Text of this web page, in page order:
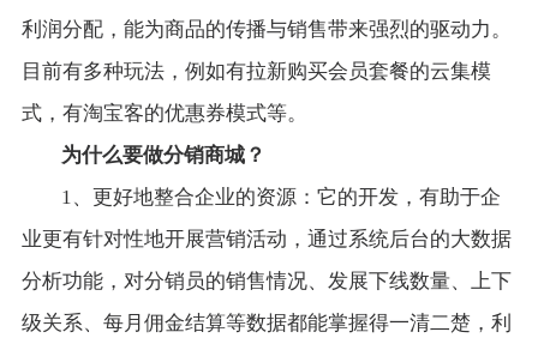
利润分配，能为商品的传播与销售带来强烈的驱动力。
目前有多种玩法，例如有拉新购买会员套餐的云集模
式，有淘宝客的优惠券模式等。
为什么要做分销商城？
1、更好地整合企业的资源：它的开发，有助于企
业更有针对性地开展营销活动，通过系统后台的大数据
分析功能，对分销员的销售情况、发展下线数量、上下
级关系、每月佣金结算等数据都能掌握得一清二楚，利